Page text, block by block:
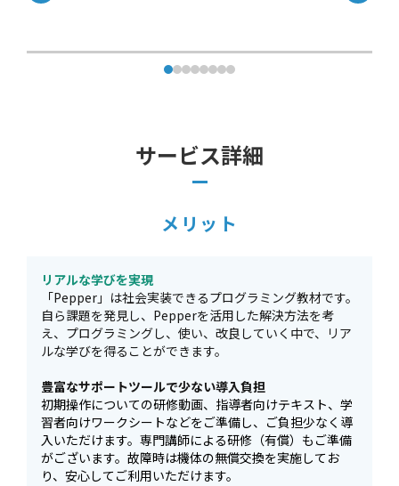
サービス詳細
メリット
リアルな学びを実現
「Pepper」は社会実装できるプログラミング教材です。
自ら課題を発見し、Pepperを活用した解決方法を考
え、プログラミングし、使い、改良していく中で、リア
ルな学びを得ることができます。
豊富なサポートツールで少ない導入負担
初期操作についての研修動画、指導者向けテキスト、学
習者向けワークシートなどをご準備し、ご負担少なく導
入いただけます。専門講師による研修（有償）もご準備
がございます。故障時は機体の無償交換を実施してお
り、安心してご利用いただけます。